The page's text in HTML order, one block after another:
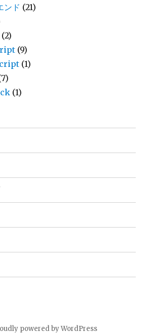
ンド (21)
(2)
(9)
(1)
(1)
powered by WordPress